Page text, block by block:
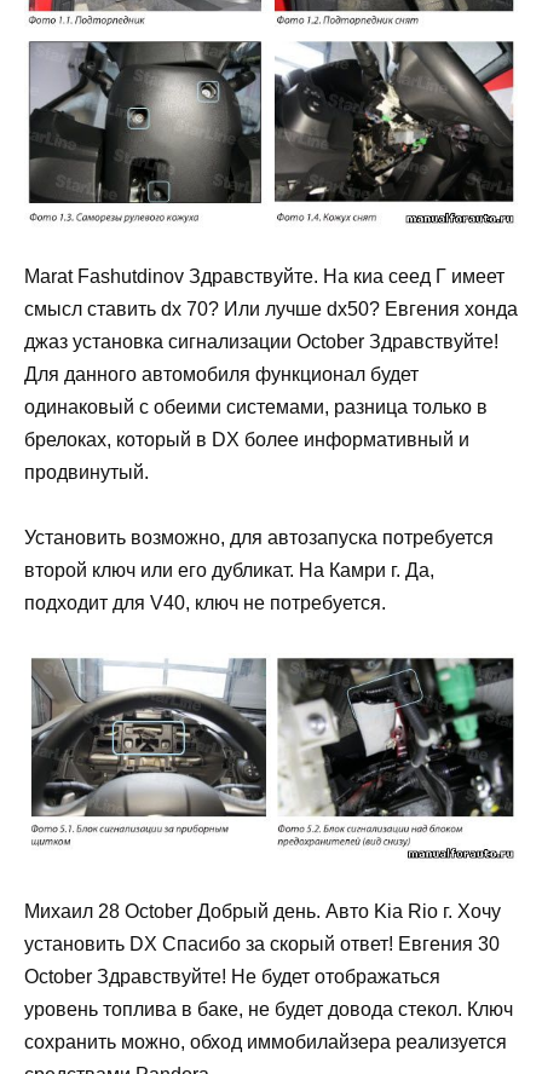
Marat Fashutdinov Здравствуйте. На киа сеед Г имеет
смысл ставить dx 70? Или лучше dx50? Евгения хонда
джаз установка сигнализации October Здравствуйте!
Для данного автомобиля функционал будет
одинаковый с обеими системами, разница только в
брелоках, который в DX более информативный и
продвинутый.
Установить возможно, для автозапуска потребуется
второй ключ или его дубликат. На Камри г. Да,
подходит для V40, ключ не потребуется.
Михаил 28 October Добрый день. Авто Kia Rio г. Хочу
установить DX Спасибо за скорый ответ! Евгения 30
October Здравствуйте! Не будет отображаться
уровень топлива в баке, не будет довода стекол. Ключ
сохранить можно, обход иммобилайзера реализуется